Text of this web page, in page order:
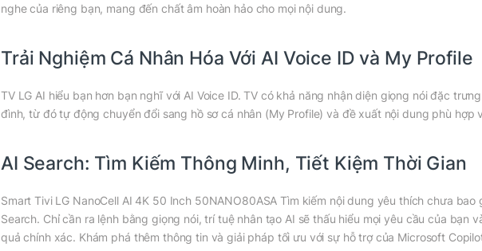
nghe của riêng bạn, mang đến chất âm hoàn hảo cho mọi nội dung.
Trải Nghiệm Cá Nhân Hóa Với AI Voice ID và My Profile
TV LG AI hiểu bạn hơn bạn nghĩ với AI Voice ID. TV có khả năng nhận diện giọng nói đặc
đình, từ đó tự động chuyển đổi sang hồ sơ cá nhân (My Profile) và đề xuất nội dung phù hợp
AI Search: Tìm Kiếm Thông Minh, Tiết Kiệm Thời Gian
Smart Tivi LG NanoCell AI 4K 50 Inch 50NANO80ASA Tìm kiếm nội dung yêu thích chưa bao
Search. Chỉ cần ra lệnh bằng giọng nói, trí tuệ nhân tạo AI sẽ thấu hiểu mọi yêu cầu của bạn
quả chính xác. Khám phá thêm thông tin và giải pháp tối ưu với sự hỗ trợ của Microsoft